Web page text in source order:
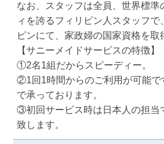
なお、スタッフは全員、世界標準
ィを誇るフィリピン人スタッフで
ピンにて、家政婦の国家資格を取
【サニーメイドサービスの特徴】
①2名1組だからスピーディー。
②1回1時間からのご利用が可能で
で承っております。
③初回サービス時は日本人の担当
致します。